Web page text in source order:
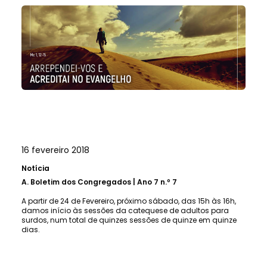
16 fevereiro 2018
Notícia
A. Boletim dos Congregados | Ano 7 n.º 7
A partir de 24 de Fevereiro, próximo sábado, das 15h às 16h,
damos início às sessões da catequese de adultos para
surdos, num total de quinzes sessões de quinze em quinze
dias.